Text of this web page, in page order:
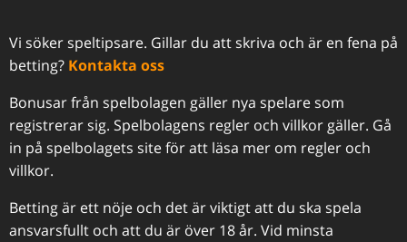
Vi söker speltipsare. Gillar du att skriva och är en fena på
betting? Kontakta oss
Bonusar från spelbolagen gäller nya spelare som
registrerar sig. Spelbolagens regler och villkor gäller. Gå
in på spelbolagets site för att läsa mer om regler och
villkor.
Betting är ett nöje och det är viktigt att du ska spela
ansvarsfullt och att du är över 18 år. Vid minsta